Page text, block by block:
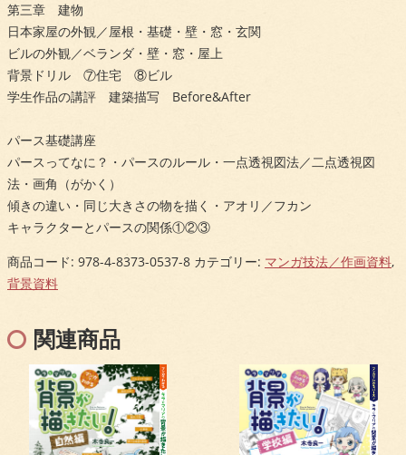
第三章 建物
日本家屋の外観／屋根・基礎・壁・窓・玄関
ビルの外観／ベランダ・壁・窓・屋上
背景ドリル ⑦住宅 ⑧ビル
学生作品の講評 建築描写 Before&After
パース基礎講座
パースってなに？・パースのルール・一点透視図法／二点透視図
法・画角（がかく）
傾きの違い・同じ大きさの物を描く・アオリ／フカン
キャラクターとパースの関係①②③
商品コード: 978-4-8373-0537-8 カテゴリー: マンガ技法／作画資料,
背景資料
関連商品